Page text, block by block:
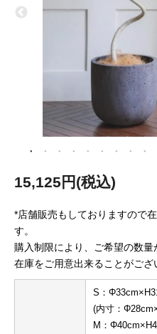
15,125円(税込)
*店舗販売もしておりますので
す。
購入制限により、ご希望の数量
在庫をご用意出来ることがござ
S：
(内寸：
M：